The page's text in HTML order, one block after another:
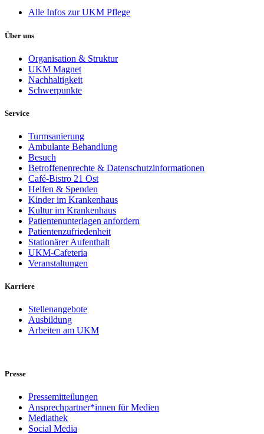
Alle Infos zur UKM Pflege
Über uns
Organisation & Struktur
UKM Magnet
Nachhaltigkeit
Schwerpunkte
Service
Turmsanierung
Ambulante Behandlung
Besuch
Betroffenenrechte & Datenschutzinformationen
Café-Bistro 21 Ost
Helfen & Spenden
Kinder im Krankenhaus
Kultur im Krankenhaus
Patientenunterlagen anfordern
Patientenzufriedenheit
Stationärer Aufenthalt
UKM-Cafeteria
Veranstaltungen
Karriere
Stellenangebote
Ausbildung
Arbeiten am UKM
Presse
Pressemitteilungen
Ansprechpartner*innen für Medien
Mediathek
Social Media